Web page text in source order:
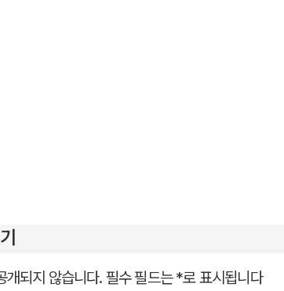
개되지 않습니다. 필수 필드는*로 표시됩니다